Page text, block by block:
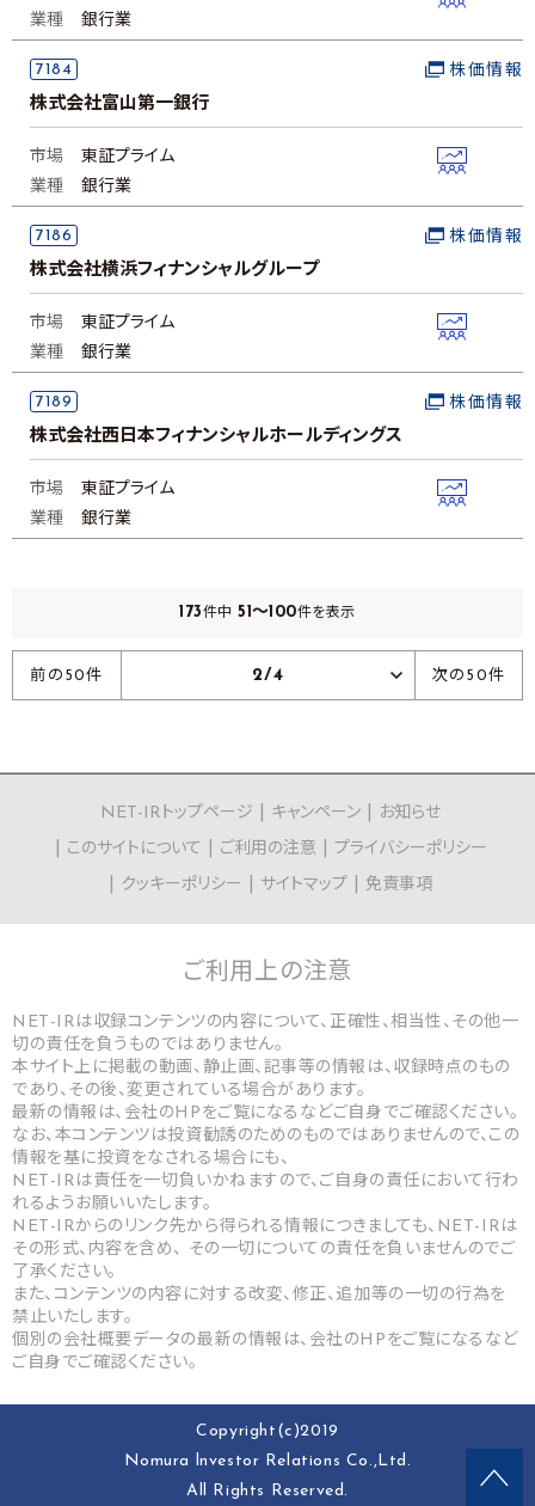
業種
銀行業
7184
株式会社富山第一銀行
株価情報
市場
東証プライム
業種
銀行業
7186
株式会社横浜フィナンシャルグループ
株価情報
市場
東証プライム
業種
銀行業
7189
株式会社西日本フィナンシャルホールディングス
株価情報
市場
東証プライム
業種
銀行業
173件中51～100件を表示
前の50件 2/4 次の50件
NET-IRトップページ キャンペーン
お知らせ
このサイトについて
ご利用の注意
プライバシーポリシー
クッキーポリシー
サイトマップ 免責事項
ご利用上の注意
NET-IRは収録コンテンツの内容について、正確性、相当性、その他一
切の責任を負うものではありません。
本サイト上に掲載の動画、静止画、記事等の情報は、収録時点のもの
であり、その後、変更されている場合があります。
最新の情報は、会社のHPをご覧になるなどご自身でご確認ください。
なお、本コンテンツは投資勧誘のためのものではありませんので、この
情報を基に投資をなされる場合にも、
NET-IRは責任を一切負いかねますので、ご自身の責任において行わ
れるようお願いいたします。
NET-IRからのリンク先から得られる情報につきましても、NET-IRは
その形式、内容を含め、 その一切についての責任を負いませんのでご
了承ください。
また、コンテンツの内容に対する改変、修正、追加等の一切の行為を
禁止いたします。
個別の会社概要データの最新の情報は、会社のHPをご覧になるなど
ご自身でご確認ください。
Copyright(c)2019
Nomura lnvestor Relations Co.,Ltd.
All Rights Reserved.